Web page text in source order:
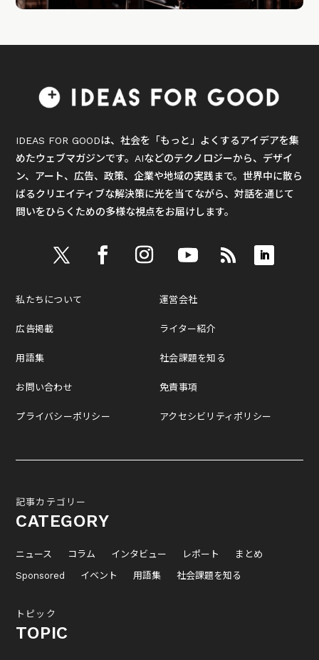
IDEAS FOR GOODは、社会を「もっと」よくするアイデアを集
めたウェブマガジンです。AIなどのテクノロジーから、デザイ
ン、アート、広告、政策、企業や地域の実践まで。世界中に散ら
ばるクリエイティブな解決策に光を当てながら、対話を通じて
問いをひらくための多様な視点をお届けします。
私たちについて
広告掲載
用語集
お問い合わせ
プライバシーポリシー
運営会社
ライター紹介
社会課題を知る
免責事項
アクセシビリティポリシー
記事カテゴリー
CATEGORY
ニュース コラム インタビュー レポート
まとめ
Sponsored
イベント 用語集 社会課題を知る
トピック
TOPIC